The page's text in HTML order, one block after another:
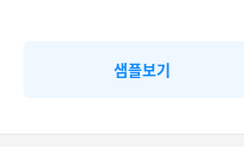
샘플보기